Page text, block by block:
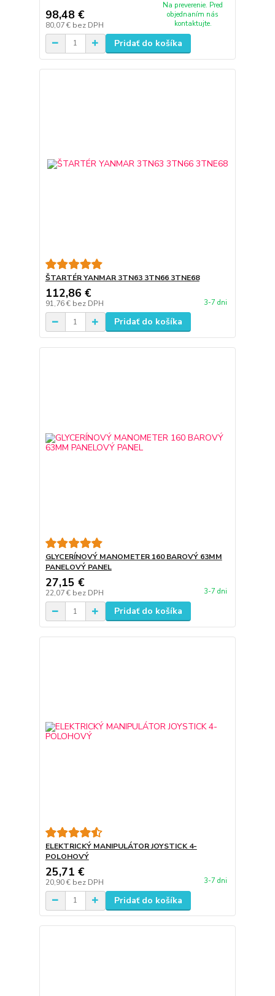
98,48 €
80,07 € bez DPH
Na preverenie. Pred
objednaním nás
kontaktujte.
Pridať do košíka
ŠTARTÉR YANMAR 3TN63 3TN66 3TNE68
112,86 €
91,76 € bez DPH 3-7 dni
Pridať do košíka
GLYCERÍNOVÝ MANOMETER 160 BAROVÝ 63MM
PANELOVÝ PANEL
27,15 €
22,07 € bez DPH 3-7 dni
Pridať do košíka
ELEKTRICKÝ MANIPULÁTOR JOYSTICK 4-
POLOHOVÝ
25,71 €
20,90 € bez DPH 3-7 dni
Pridať do košíka